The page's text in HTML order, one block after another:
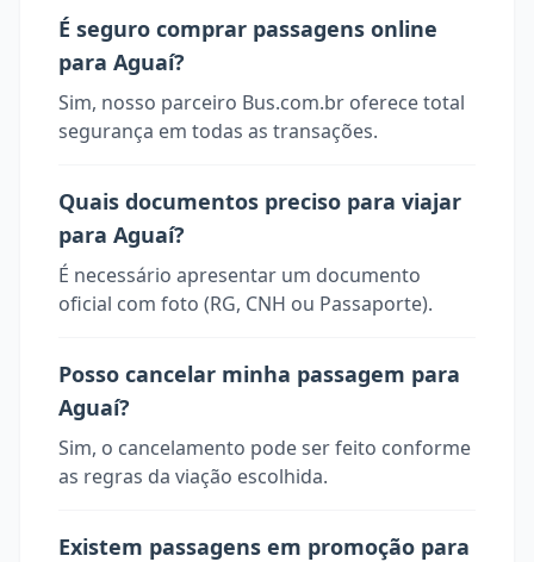
É seguro comprar passagens online
para Aguaí?
Sim, nosso parceiro Bus.com.br oferece total
segurança em todas as transações.
Quais documentos preciso para viajar
para Aguaí?
É necessário apresentar um documento
oficial com foto (RG, CNH ou Passaporte).
Posso cancelar minha passagem para
Aguaí?
Sim, o cancelamento pode ser feito conforme
as regras da viação escolhida.
Existem passagens em promoção para